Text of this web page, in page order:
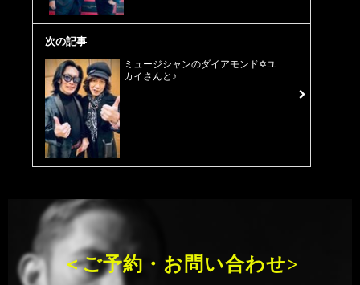
次の記事
ミュージシャンのダイアモンド✡ユ
カイさんと♪
＜ご予約・お問い合わせ>